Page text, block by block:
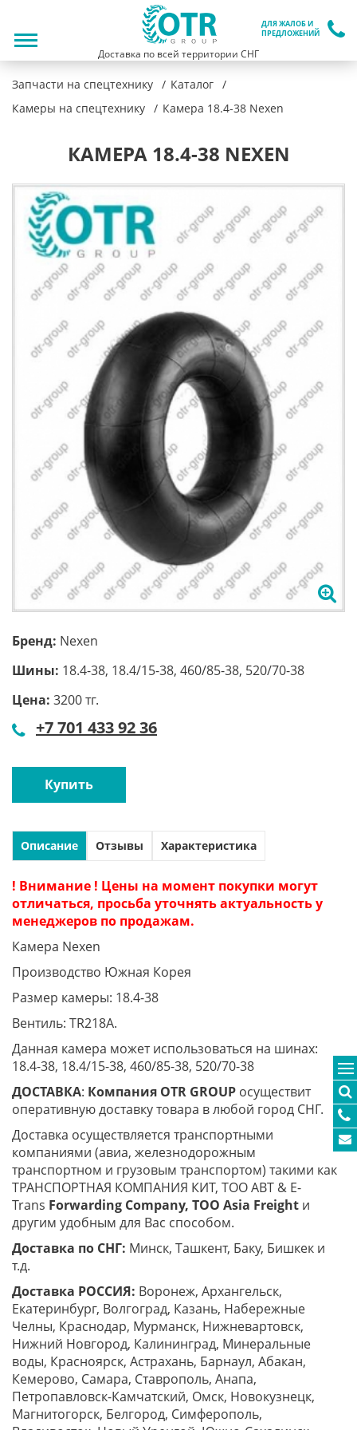
ДЛЯ ЖАЛОБ И
ПРЕДЛОЖЕНИЙ
Доставка по всей территории СНГ
Запчасти на спецтехнику
Каталог
Камеры на спецтехнику
Камера 18.4-38 Nexen
КАМЕРА 18.4-38 NEXEN
Бренд: Nexen
Шины: 18.4-38, 18.4/15-38, 460/85-38, 520/70-38
Цена: 3200 тг.
+7 701 433 92 36
Купить
Описание Отзывы Характеристика
! Внимание ! Цены на момент покупки могут
отличаться, просьба уточнять актуальность у
менеджеров по продажам.
Камера Nexen
Производство Южная Корея
Размер камеры: 18.4-38
Вентиль: TR218A.
Данная камера может использоваться на шинах:
18.4-38, 18.4/15-38, 460/85-38, 520/70-38
ДОСТАВКА: Компания OTR GROUP осуществит
оперативную доставку товара в любой город СНГ.
Доставка осуществляется транспортными
компаниями (авиа, железнодорожным
транспортном и грузовым транспортом) такими как
ТРАНСПОРТНАЯ КОМПАНИЯ КИТ, ТОО ABT & E-
Trans Forwarding Company, ТОО Asia Freight и
другим удобным для Вас способом.
Доставка по СНГ: Минск, Ташкент, Баку, Бишкек и
т.д.
Доставка РОССИЯ: Воронеж, Архангельск,
Екатеринбург, Волгоград, Казань, Набережные
Челны, Краснодар, Мурманск, Нижневартовск,
Нижний Новгород, Калининград, Минеральные
воды, Красноярск, Астрахань, Барнаул, Абакан,
Кемерово, Самара, Ставрополь, Анапа,
Петропавловск-Камчатский, Омск, Новокузнецк,
Магнитогорск, Белгород, Симферополь,